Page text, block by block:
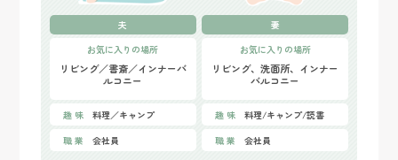
夫
妻
お気に入りの場所
リビング／書斎／インナーバ
ルコニー
お気に入りの場所
リビング、洗面所、インナー
バルコニー
趣 味 料理／キャンプ 趣 味
料理/キャンプ/読書
職 業
会社員 職 業 会社員